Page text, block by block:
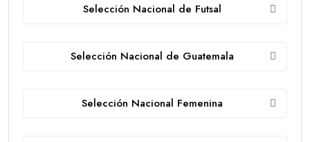
Selección Nacional de Futsal
Selección Nacional de Guatemala
Selección Nacional Femenina